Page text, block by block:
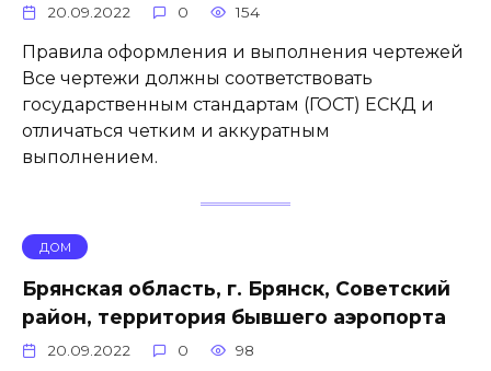
20.09.2022 0 154
Правила оформления и выполнения чертежей
Все чертежи должны соответствовать
государственным стандартам (ГОСТ) ЕСКД и
отличаться четким и аккуратным
выполнением.
ДОМ
Брянская область, г. Брянск, Советский
район, территория бывшего аэропорта
20.09.2022 0 98